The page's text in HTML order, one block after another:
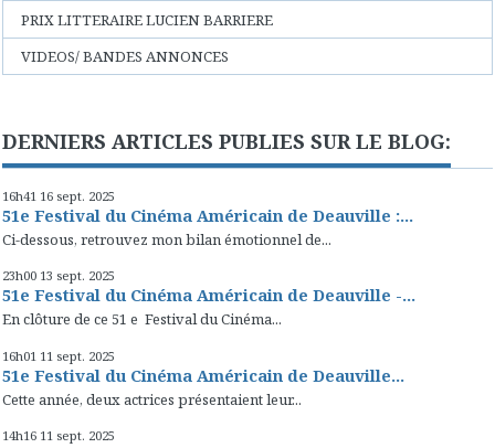
PRIX LITTERAIRE LUCIEN BARRIERE
VIDEOS/ BANDES ANNONCES
DERNIERS ARTICLES PUBLIES SUR LE BLOG:
16h41 16 sept. 2025
51e Festival du Cinéma Américain de Deauville :...
Ci-dessous, retrouvez mon bilan émotionnel de...
23h00 13 sept. 2025
51e Festival du Cinéma Américain de Deauville -...
En clôture de ce 51 e Festival du Cinéma...
16h01 11 sept. 2025
51e Festival du Cinéma Américain de Deauville...
Cette année, deux actrices présentaient leur...
14h16 11 sept. 2025